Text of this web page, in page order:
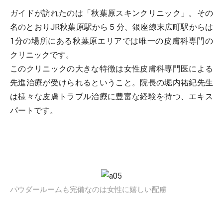
ガイドが訪れたのは「秋葉原スキンクリニック」。その
名のとおりJR秋葉原駅から５分、銀座線末広町駅からは
1分の場所にある秋葉原エリアでは唯一の皮膚科専門の
クリニックです。
このクリニックの大きな特徴は女性皮膚科専門医による
先進治療が受けられるということ。院長の堀内祐紀先生
は様々な皮膚トラブル治療に豊富な経験を持つ、エキス
パートです。
パウダールームも完備なのは女性に嬉しい配慮